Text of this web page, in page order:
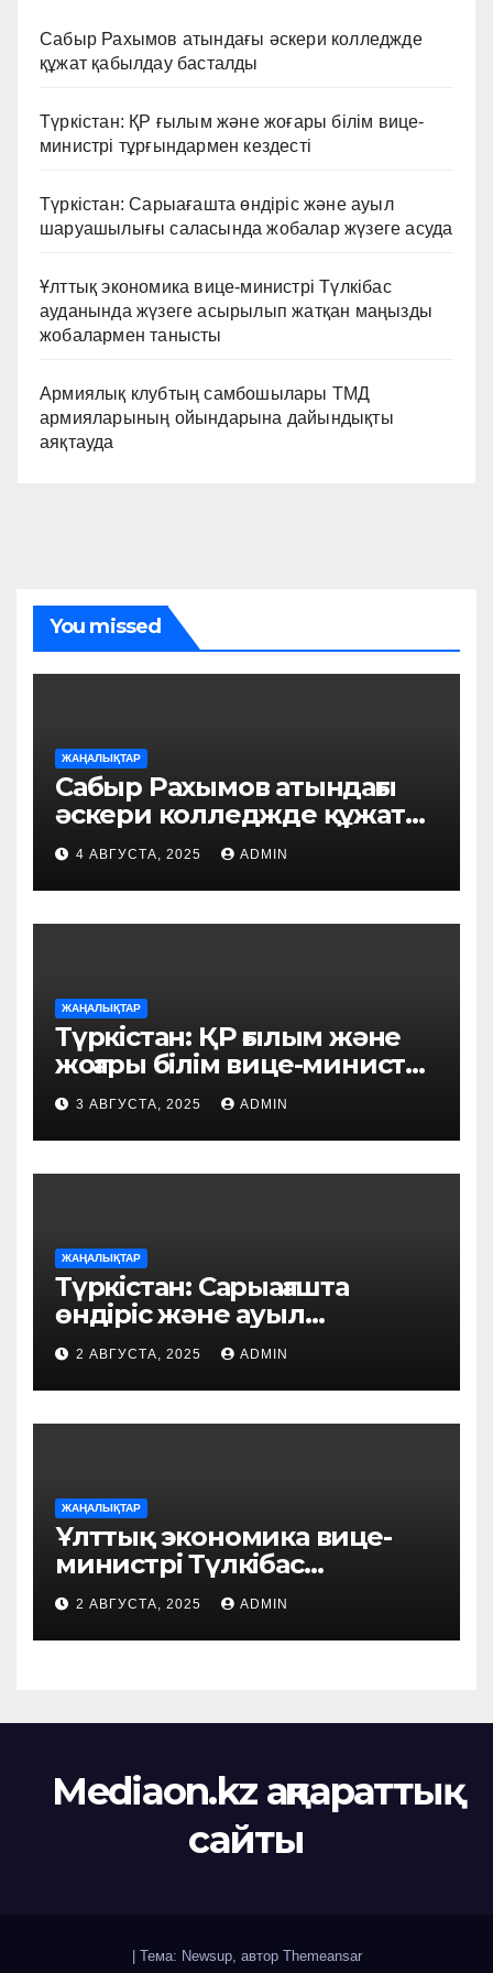
Сабыр Рахымов атындағы әскери колледжде
құжат қабылдау басталды
Түркістан: ҚР ғылым және жоғары білім вице-
министрі тұрғындармен кездесті
Түркістан: Сарыағашта өндіріс және ауыл
шаруашылығы саласында жобалар жүзеге асуда
Ұлттық экономика вице-министрі Түлкібас
ауданында жүзеге асырылып жатқан маңызды
жобалармен танысты
Армиялық клубтың самбошылары ТМД
армияларының ойындарына дайындықты
аяқтауда
You missed
ЖАҢАЛЫҚТАР
Сабыр Рахымов атындағы
әскери колледжде құжат
қабылдау басталды
4 АВГУСТА, 2025 ADMIN
ЖАҢАЛЫҚТАР
Түркістан: ҚР ғылым және
жоғары білім вице-министрі
тұрғындармен кездесті
3 АВГУСТА, 2025 ADMIN
ЖАҢАЛЫҚТАР
Түркістан: Сарыағашта
өндіріс және ауыл
шаруашылығы саласында
жобалар жүзеге асуда
2 АВГУСТА, 2025 ADMIN
ЖАҢАЛЫҚТАР
Ұлттық экономика вице-
министрі Түлкібас
ауданында жүзеге
асырылып жатқан
маңызды жобалармен
2 АВГУСТА, 2025 ADMIN
Mediaon.kz ақпараттық
сайты
Тема: Newsup, автор Themeansar